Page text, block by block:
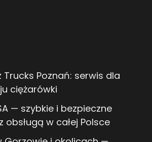
Trucks Poznań: serwis dla
ciężarówki
— szybkie i bezpieczne
obsługą w całej Polsce